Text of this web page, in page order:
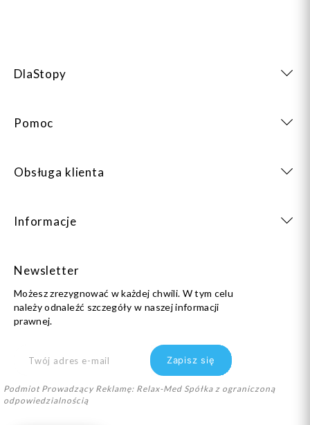
DlaStopy
Pomoc
Obsługa klienta
Informacje
Newsletter
Możesz zrezygnować w każdej chwili. W tym celu
należy odnaleźć szczegóły w naszej informacji
prawnej.
Podmiot Prowadzący Reklamę: Relax-Med Spółka z ograniczoną
odpowiedzialnością